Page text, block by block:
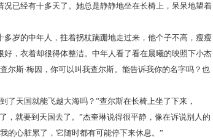
已经有十多天了。她总是静静地坐在长椅上，呆呆地望着
岁的中年人，拄着拐杖蹒跚地走过来，他个子不高，瘦瘦
，衣着却很得体整洁。中年人看了看在晨曦的映照下小杰
尔斯·梅因，你可以叫我查尔斯。能告诉我你的名字吗？也
了天国就能飞越大海吗？”查尔斯在长椅上坐了下来，
，就要到天国去了。”杰奎琳说得很平静，像在诉说别人的
的心脏累了，它随时都有可能停下来休息。”